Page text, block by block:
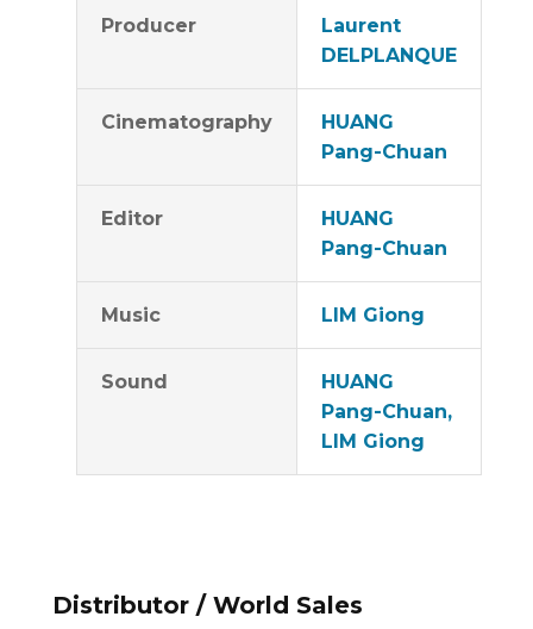
Producer
Laurent
DELPLANQUE
Cinematography
HUANG
Pang-Chuan
Editor
HUANG
Pang-Chuan
Music LIM Giong
Sound
HUANG
Pang-Chuan,
LIM Giong
Distributor / World Sales